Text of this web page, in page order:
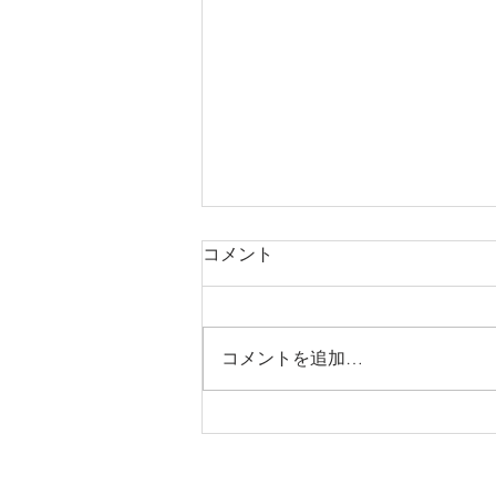
この冬、約８０名の方に
コメント
コメントを追加…